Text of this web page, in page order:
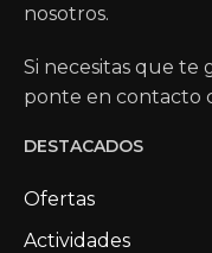
nosotros.
Si necesitas que te
ponte en contacto
DESTACADOS
Ofertas
Actividades